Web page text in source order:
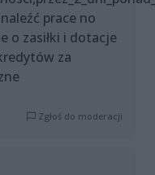
prace no
o zasiłki i dotacje
za
Zgłoś do moderacji